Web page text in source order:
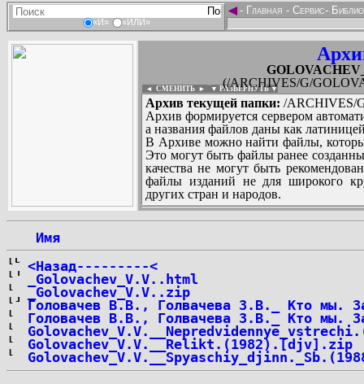
«И» «ИЛИ»
◄- Главная - Сервис-
(/ARCHIVES/G/
◄ СМЕНИТЬ ► ▼ РАЗВЕРНУТЬ ▼
Архив текущей папки: /ARCHIVES/
Архив формируется сервером
а названия файлов даны как
В Архиве можно найти файлы,
Это могут быть файлы ранее
качества не могут быть
файлы изданий не для широкого
других стран и народов.
Имя
<Назад---------<
_Golovachev_V.V..html
_Golovachev_V.V..zip
Головачев В.В., Голвачева З.В._ Кто мы.
Головачев В.В., Голвачева З.В._ Кто мы.
Golovachev_V.V.__Relikt.(1982).[djv].zip